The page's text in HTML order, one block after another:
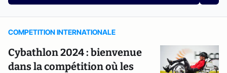
COMPETITION INTERNATIONALE
Cybathlon 2024 : bienvenue
dans la compétition où les